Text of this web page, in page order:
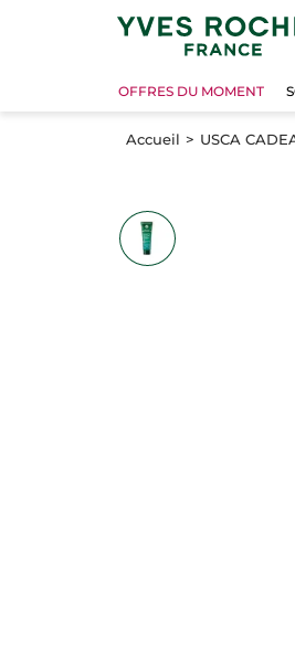
OFFRES DU MOMENT
Accueil USCA